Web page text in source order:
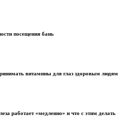
посещения бань
витамины для глаз здоровым людям
работает «медленно» и что с этим делать